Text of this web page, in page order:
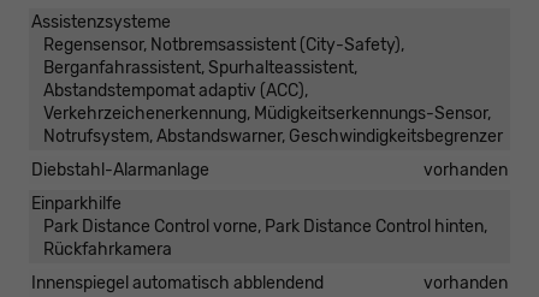
Assistenzsysteme
Regensensor, Notbremsassistent (City-Safety),
Berganfahrassistent, Spurhalteassistent,
Abstandstempomat adaptiv (ACC),
Verkehrzeichenerkennung, Müdigkeitserkennungs-Sensor,
Notrufsystem, Abstandswarner, Geschwindigkeitsbegrenzer
Diebstahl-Alarmanlage
vorhanden
Einparkhilfe
Park Distance Control vorne, Park Distance Control hinten,
Rückfahrkamera
Innenspiegel automatisch abblendend
vorhanden